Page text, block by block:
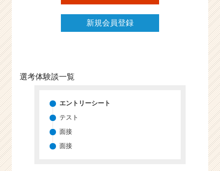
新規会員登録
選考体験談一覧
エントリーシート
テスト
面接
面接